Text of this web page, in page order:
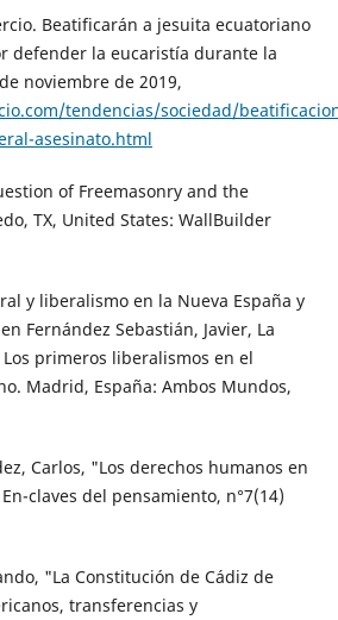
Beatificarán a jesuita ecuatoriano
defender la eucaristía durante la
noviembre de 2019,
tendencias/sociedad/
asesinato.html
of Freemasonry and the
TX, United States: WallBuilder
y liberalismo en la Nueva España y
Fernández Sebastián, Javier, La
primeros liberalismos en el
Madrid, España: Ambos Mundos,
Carlos, "Los derechos humanos en
claves del pensamiento, n°7(14)
"La Constitución de Cádiz de
transferencias y